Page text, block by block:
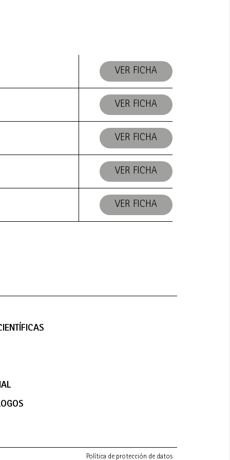
VER FICHA
VER FICHA
VER FICHA
VER FICHA
VER FICHA
Política de protección de datos